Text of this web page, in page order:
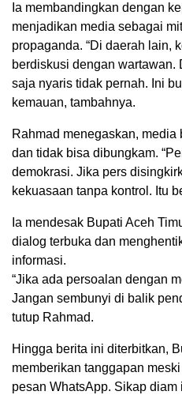
Ia membandingkan dengan
menjadikan media sebagai
propaganda. “Di daerah lain,
berdiskusi dengan wartawan.
saja nyaris tidak pernah. Ini
kemauan, tambahnya.
Rahmad menegaskan, media
dan tidak bisa dibungkam.
demokrasi. Jika pers
kekuasaan tanpa kontrol. Itu
Ia mendesak Bupati Aceh
dialog terbuka dan
informasi.
“Jika ada persoalan dengan
Jangan sembunyi di balik
tutup Rahmad.
Hingga berita ini diterbitkan,
memberikan tanggapan
pesan WhatsApp. Sikap